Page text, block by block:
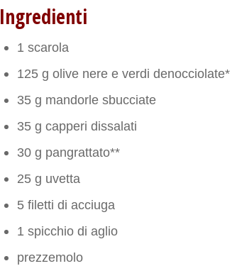
Ingredienti
1 scarola
125 g olive nere e verdi denocciolate*
35 g mandorle sbucciate
35 g capperi dissalati
30 g pangrattato**
25 g uvetta
5 filetti di acciuga
1 spicchio di aglio
prezzemolo